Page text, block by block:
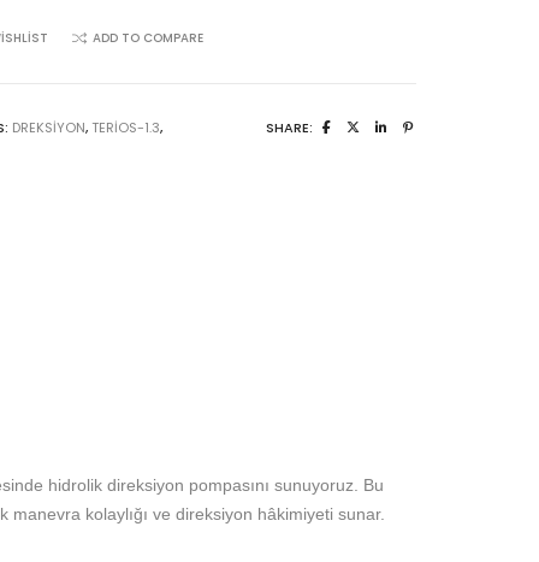
ADD TO COMPARE
DREKSIYON, TERIOS-1.3,
SHARE:
hidrolik direksiyon pompasını sunuyoruz. Bu
kolaylığı ve direksiyon hâkimiyeti sunar.